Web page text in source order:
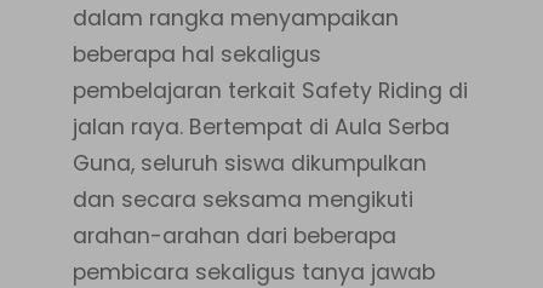
dalam rangka menyampaikan
beberapa hal sekaligus
pembelajaran terkait Safety Riding di
jalan raya. Bertempat di Aula Serba
Guna, seluruh siswa dikumpulkan
dan secara seksama mengikuti
arahan-arahan dari beberapa
pembicara sekaligus tanya jawab